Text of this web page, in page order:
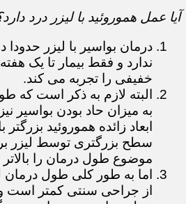
آیا عمل هموروئید با لیزر درد
درمان بواسیر با لیزر
ندارد و فقط بیمار تا یک
خفیفی را تجربه می کند.
البته لازم به ذکر است که
به میزان حاد بودن بواسیر
ابعاد زائده هموروئید
سطح بزرگتری توسط لیزر
موضوع طول درمان را
اما به طور کلی طول درمان
از جراحی سنتی کمتر است و